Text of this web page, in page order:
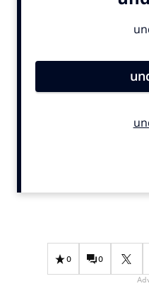
Gedragsverandering
Influencer marketing
0 0